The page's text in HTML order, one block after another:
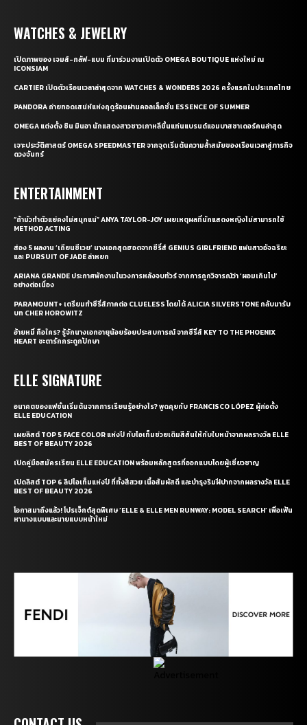
WATCHES & JEWELRY
เปิดภาพของ เจมส์-กลัฟ-แบม ที่มาร่วมงานเปิดตัว OMEGA BOUTIQUE แห่งใหม่ ณ
ICONSIAM
CARTIER เปิดตัวเรือนเวลาล่าสุดจาก WATCHES & WONDERS 2026 ครั้งแรกในประเทศไทย
PANDORA ถ่ายทอดเสน่ห์แห่งฤดูร้อนผ่านคอลเล็กชั่น ESSENCE OF SUMMER
OMEGA แต่งตั้ง ชิน มินอา นักแสดงสาวชาวเกาหลีขึ้นแท่นแบรนด์แอมบาสซาเดอร์คนล่าสุด
เจาะประวัติศาสตร์ OMEGA SPEEDMASTER จากจุดเริ่มต้นความล้ำสมัยของเรือนเวลาสู่ภารกิจ
ดวงจันทร์
ENTERTAINMENT
“ถ้ามัวทำตัวแย่คงไม่สนุกแน่” ANYA TAYLOR-JOY เผยเหตุผลที่นักแสดงหญิงไม่สามารถใช้
METHOD ACTING
ส่อง 5 ผลงาน ‘เถียนซีเวย’ นางเอกสุดฮอตจากซีรี่ส์ GENIUS GIRLFRIEND แฟนสาวอัจฉริยะ
และ PURSUIT OF JADE ล่าหยก
ARIANA GRANDE ประกาศพักงานในวงการหลังจบทัวร์ จากการถูกวิจารณ์ว่า ‘ผอมเกินไป’
อย่างต่อเนื่อง
PARAMOUNT+ เตรียมทำซีรี่ส์ภาคต่อ CLUELESS โดยได้ ALICIA SILVERSTONE กลับมารับ
บท CHER HOROWITZ
อ้ายหมี่ คือใคร? รู้จักนางเอกอายุน้อยร้อยประสบการณ์ จากซีรี่ส์ KEY TO THE PHOENIX
HEART ชะตารักกระดูกปักษา
ELLE SIGNATURE
อนาคตของแฟชั่นเริ่มต้นจากการเรียนรู้อย่างไร? พูดคุยกับ FRANCISCO LÓPEZ ผู้ก่อตั้ง
ELLE EDUCATION
เผยลิสต์ TOP 5 FACE COLOR แห่งปี กับไอเท็มช่วยเติมสีสันให้กับใบหน้าจากผลรางวัล ELLE
BEST OF BEAUTY 2026
เปิดคู่มือสมัครเรียน ELLE EDUCATION พร้อมหลักสูตรที่ออกแบบโดยผู้เชี่ยวชาญ
เปิดลิสต์ TOP 6 ลิปไอเท็มแห่งปี ที่ทั้งสีสวย เนื้อสัมผัสดี และบำรุงริมฝีปากจากผลรางวัล ELLE
BEST OF BEAUTY 2026
โอกาสมาถึงแล้ว! โปรเจ็กต์สุดพิเศษ ‘ELLE & ELLE MEN RUNWAY: MODEL SEARCH’ เพื่อเฟ้น
หานางแบบและนายแบบหน้าใหม่